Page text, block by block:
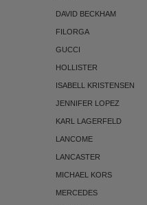
DAVID BECKHAM
FILORGA
GUCCI
HOLLISTER
ISABELL KRISTENSEN
JENNIFER LOPEZ
KARL LAGERFELD
LANCOME
LANCASTER
MICHAEL KORS
MERCEDES